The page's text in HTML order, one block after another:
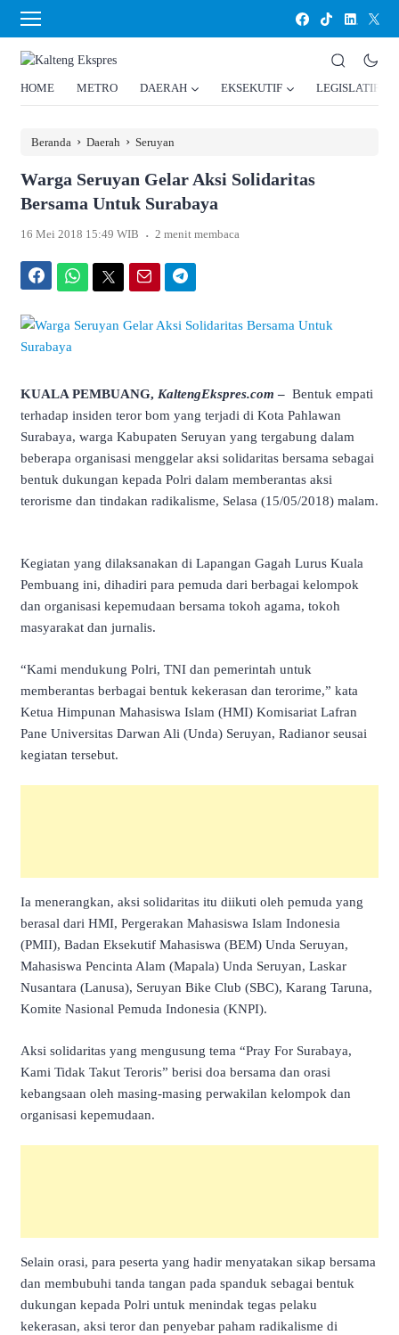
HOME METRO DAERAH EKSEKUTIF LEGISLATIF
Beranda › Daerah › Seruyan
Warga Seruyan Gelar Aksi Solidaritas
Bersama Untuk Surabaya
16 Mei 2018 15:49 WIB . 2 menit membaca
KUALA PEMBUANG, KaltengEkspres.com – Bentuk empati
terhadap insiden teror bom yang terjadi di Kota Pahlawan
Surabaya, warga Kabupaten Seruyan yang tergabung dalam
beberapa organisasi menggelar aksi solidaritas bersama sebagai
bentuk dukungan kepada Polri dalam memberantas aksi
terorisme dan tindakan radikalisme, Selasa (15/05/2018) malam.
Kegiatan yang dilaksanakan di Lapangan Gagah Lurus Kuala
Pembuang ini, dihadiri para pemuda dari berbagai kelompok
dan organisasi kepemudaan bersama tokoh agama, tokoh
masyarakat dan jurnalis.
“Kami mendukung Polri, TNI dan pemerintah untuk
memberantas berbagai bentuk kekerasan dan terorime,” kata
Ketua Himpunan Mahasiswa Islam (HMI) Komisariat Lafran
Pane Universitas Darwan Ali (Unda) Seruyan, Radianor seusai
kegiatan tersebut.
Ia menerangkan, aksi solidaritas itu diikuti oleh pemuda yang
berasal dari HMI, Pergerakan Mahasiswa Islam Indonesia
(PMII), Badan Eksekutif Mahasiswa (BEM) Unda Seruyan,
Mahasiswa Pencinta Alam (Mapala) Unda Seruyan, Laskar
Nusantara (Lanusa), Seruyan Bike Club (SBC), Karang Taruna,
Komite Nasional Pemuda Indonesia (KNPI).
Aksi solidaritas yang mengusung tema “Pray For Surabaya,
Kami Tidak Takut Teroris” berisi doa bersama dan orasi
kebangsaan oleh masing-masing perwakilan kelompok dan
organisasi kepemudaan.
Selain orasi, para peserta yang hadir menyatakan sikap bersama
dan membubuhi tanda tangan pada spanduk sebagai bentuk
dukungan kepada Polri untuk menindak tegas pelaku
kekerasan, aksi teror dan penyebar paham radikalisme di